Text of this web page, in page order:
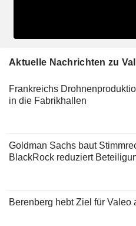
Aktuelle Nachrichten zu
Frankreichs
in die Fabrikhallen
Goldman Sachs baut
BlackRock reduziert
Berenberg hebt Ziel für Valeo